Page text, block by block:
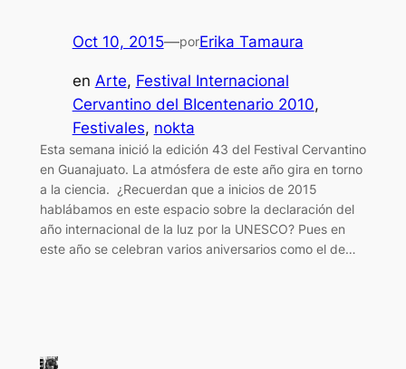
Oct 10, 2015—porErika Tamaura
en Arte, Festival Internacional
Cervantino del BIcentenario 2010
Festivales, nokta
Esta semana inició la edición 43 del Festival Cervantino
en Guanajuato. La atmósfera de este año gira en torno
a la ciencia. ¿Recuerdan que a inicios de 2015
hablábamos en este espacio sobre la declaración del
año internacional de la luz por la UNESCO? Pues en
este año se celebran varios aniversarios como el de…